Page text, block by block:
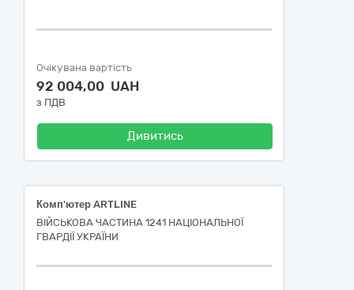
Очікувана вартість
92 004,00 UAH
з ПДВ
Дивитись
Комп'ютер ARTLINE
ВІЙСЬКОВА ЧАСТИНА 1241 НАЦІОНАЛЬНОЇ
ГВАРДІЇ УКРАЇНИ